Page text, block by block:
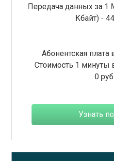
Передача данных за 1
Кбайт) -
Абонентская
Стоимость 1 минуты
0
Узнать